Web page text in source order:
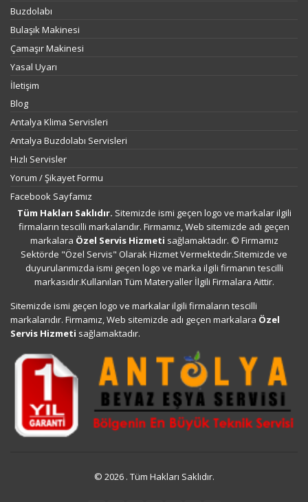
Buzdolabı
Bulaşık Makinesi
Çamaşır Makinesi
Yasal Uyarı
İletişim
Blog
Antalya Klima Servisleri
Antalya Buzdolabı Servisleri
Hızlı Servisler
Yorum / Şikayet Formu
Facebook Sayfamız
Tüm Hakları Saklıdır. Sitemizde ismi geçen logo ve markalar ilgili
firmaların tescilli markalarıdır. Firmamız, Web sitemizde adı geçen
markalara Özel Servis Hizmeti sağlamaktadır. © Firmamız
Sektörde "Özel Servis" Olarak Hizmet Vermektedir.Sitemizde ve
duyurularımızda ismi geçen logo ve marka ilgili firmanın tescilli
markasıdır.Kullanılan Tüm Materyaller İlgili Firmalara Aittir.
Sitemizde ismi geçen logo ve markalar ilgili firmaların tescilli
markalarıdır. Firmamız, Web sitemizde adı geçen markalara Özel
Servis Hizmeti sağlamaktadır.
© 2026 . Tüm Hakları Saklıdır.